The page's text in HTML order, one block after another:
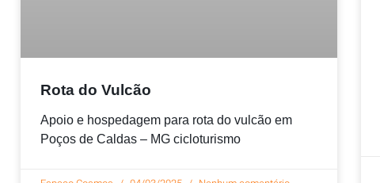
Rota do Vulcão
Apoio e hospedagem para rota do vulcão em
Poços de Caldas – MG cicloturismo